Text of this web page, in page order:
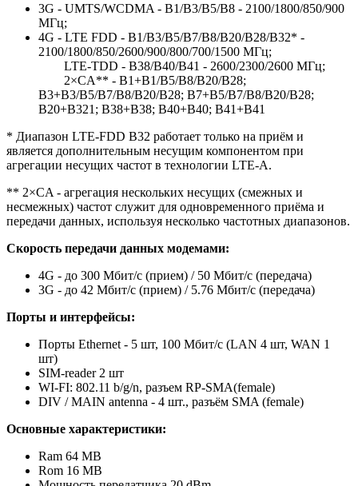
3G - UMTS/WCDMA - B1/B3/B5/B8 - 2100/1800/850/900
МГц;
4G - LTE FDD - B1/B3/B5/B7/B8/B20/B28/B32* -
2100/1800/850/2600/900/800/700/1500 МГц;
LTE-TDD - B38/B40/B41 - 2600/2300/2600 МГц;
2×CA** - B1+B1/B5/B8/B20/B28;
B3+B3/B5/B7/B8/B20/B28; B7+B5/B7/B8/B20/B28;
B20+B321; B38+B38; B40+B40; B41+B41
* Диапазон LTE-FDD B32 работает только на приём и
является дополнительным несущим компонентом при
агрегации несущих частот в технологии LTE-A.
** 2×CA - агрегация нескольких несущих (смежных и
несмежных) частот служит для одновременного приёма и
передачи данных, используя несколько частотных диапазонов.
Скорость передачи данных модемами:
4G - до 300 Мбит/с (прием) / 50 Мбит/с (передача)
3G - до 42 Мбит/с (прием) / 5.76 Мбит/с (передача)
Порты и интерфейсы:
Порты Ethernet - 5 шт, 100 Мбит/с (LAN 4 шт, WAN 1
шт)
SIM-reader 2 шт
WI-FI: 802.11 b/g/n, разъем RP-SMA(female)
DIV / MAIN antenna - 4 шт., разъём SMA (female)
Основные характеристики:
Ram 64 MB
Rom 16 MB